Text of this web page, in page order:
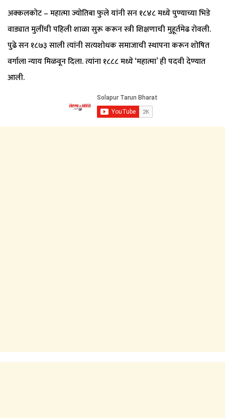
अक्कलकोट – महात्मा ज्योतिबा फुले यांनी सन १८४८ मध्ये पुण्याच्या भिडे
वाड्यात मुलींची पहिली शाळा सुरू करून स्त्री शिक्षणाची मुहूर्तमेढ रोवली.
पुढे सन १८७३ साली त्यांनी सत्यशोधक समाजाची स्थापना करून शोषित
वर्गाला न्याय मिळवून दिला. त्यांना १८८८ मध्ये ‘महात्मा’ ही पदवी देण्यात
आली.